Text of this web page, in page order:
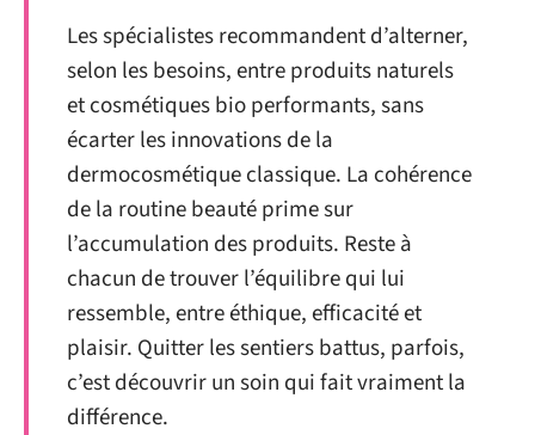
Les spécialistes recommandent d’alterner,
selon les besoins, entre produits naturels
et cosmétiques bio performants, sans
écarter les innovations de la
dermocosmétique classique. La cohérence
de la routine beauté prime sur
l’accumulation des produits. Reste à
chacun de trouver l’équilibre qui lui
ressemble, entre éthique, efficacité et
plaisir. Quitter les sentiers battus, parfois,
c’est découvrir un soin qui fait vraiment la
différence.